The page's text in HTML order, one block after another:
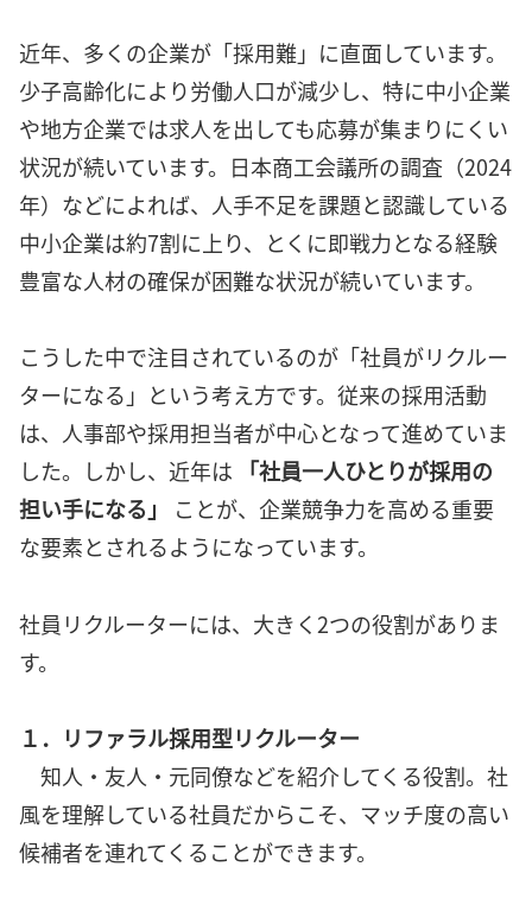
近年、多くの企業が「採用難」に直面しています。
少子高齢化により労働人口が減少し、特に中小企業
や地方企業では求人を出しても応募が集まりにくい
状況が続いています。日本商工会議所の調査（2024
年）などによれば、人手不足を課題と認識している
中小企業は約7割に上り、とくに即戦力となる経験
豊富な人材の確保が困難な状況が続いています。
こうした中で注目されているのが「社員がリクルー
ターになる」という考え方です。従来の採用活動
は、人事部や採用担当者が中心となって進めていま
した。しかし、近年は
「社員一人ひとりが採用の
担い手になる」
ことが、企業競争力を高める重要
な要素とされるようになっています。
社員リクルーターには、大きく2つの役割がありま
す。
１．リファラル採用型リクルーター
知人・友人・元同僚などを紹介してくる役割。社
風を理解している社員だからこそ、マッチ度の高い
候補者を連れてくることができます。